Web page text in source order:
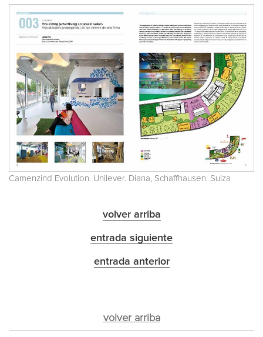
Camenzind Evolution. Unilever. Diana, Schaffhausen. Suiza
volver arriba
entrada siguiente
entrada anterior
volver arriba